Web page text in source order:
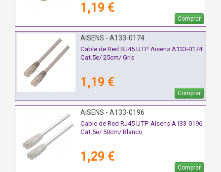
1,19 €
Comprar
AISENS - A133-0174
Cable de Red RJ45 UTP Aisens A133-0174
Cat.5e/ 25cm/ Gris
1,19 €
Comprar
AISENS - A133-0196
Cable de Red RJ45 UTP Aisens A133-0196
Cat.5e/ 50cm/ Blanco
1,29 €
Comprar